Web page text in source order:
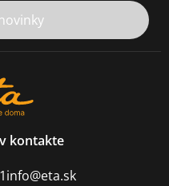
kontakte
info@eta.sk